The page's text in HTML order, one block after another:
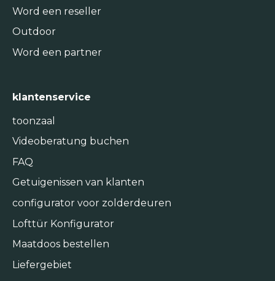
Word een reseller
Outdoor
Word een partner
klantenservice
toonzaal
Videoberatung buchen
FAQ
Getuigenissen van klanten
configurator voor zolderdeuren
Lofttür Konfigurator
Maatdoos bestellen
Liefergebiet